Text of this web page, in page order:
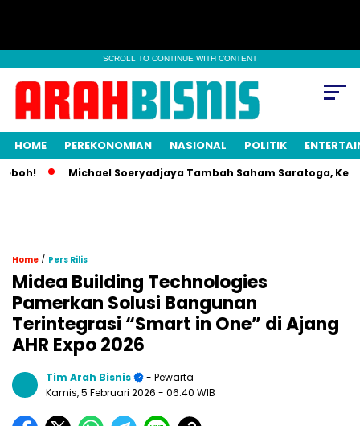
SCROLL TO CONTINUE WITH CONTENT
HOME PEREKONOMIAN NASIONAL POLITIK
Michael Soeryadjaya Tambah Saham Saratoga,
Home / Pers Rilis
Midea Building Technologies
Pamerkan Solusi Bangunan
Terintegrasi “Smart in One” di Ajang
AHR Expo 2026
Tim Arah Bisnis
- Pewarta
Kamis, 5 Februari 2026 - 06:40 WIB